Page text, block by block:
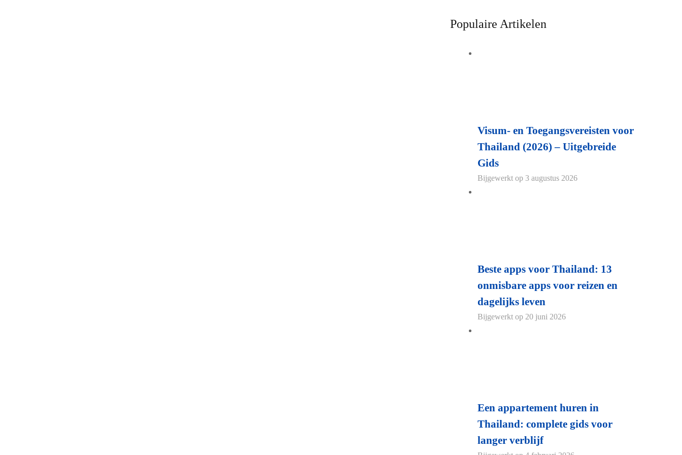
Populaire Artikelen
Visum- en Toegangsvereisten voor
Thailand (2026) – Uitgebreide
Gids
Bijgewerkt op 3 augustus 2026
Beste apps voor Thailand: 13
onmisbare apps voor reizen en
dagelijks leven
Bijgewerkt op 20 juni 2026
Een appartement huren in
Thailand: complete gids voor
langer verblijf